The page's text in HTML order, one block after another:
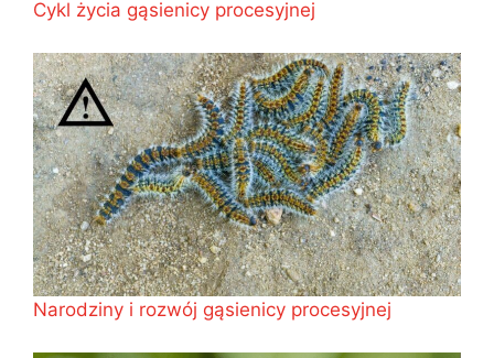
Cykl życia gąsienicy procesyjnej
Narodziny i rozwój gąsienicy procesyjnej